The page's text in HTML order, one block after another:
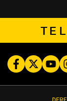
FacebookTwitter